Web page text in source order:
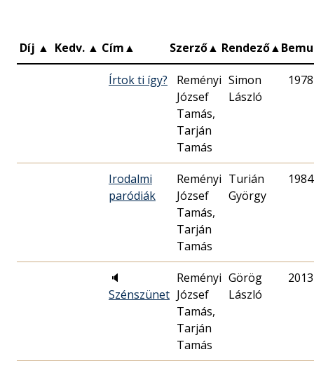
Díj ▲ Kedv. ▲ Cím▲ Szerző▲ Rendező▲
Írtok ti így?
Reményi
József
Tamás,
Tarján
Tamás
Simon
László
Irodalmi
paródiák
Reményi
József
Tamás,
Tarján
Tamás
Turián
György
🔈
Szénszünet
Reményi
József
Tamás,
Tarján
Tamás
Görög
László